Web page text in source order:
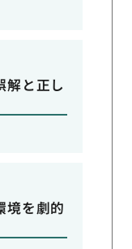
解と正し
境を劇的